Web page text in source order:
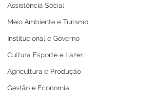
Assistência Social
Meio Ambiente e Turismo
Institucional e Governo
Cultura Esporte e Lazer
Agricultura e Produção
Gestão e Economia